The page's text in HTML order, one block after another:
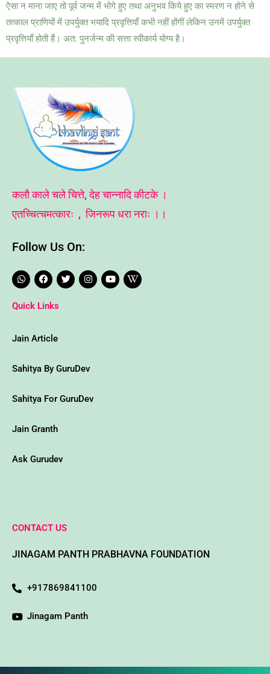
ऐसा न माना जाए तो पूर्व जन्म में भोगे हुए तथा अनुभव किये हुए का स्मरण न होने से
तत्काल प्राणियों में उपर्युक्त भयादि प्रवृत्तियाँ कभी नहीं होंगीं लेकिन उनमें उपर्युक्त
प्रवृत्तियाँ होती हैं। अत: पुनर्जन्म की सत्ता स्वीकार्य योग्य है।
कलौ काले चले चित्ते, देह चान्नादि कीटके ।
एतच्चित्चमत्कारः , जिनरूप धरा नराः ।।
Follow Us On:
W
h
a
s
p
F
a
c
e
b
k
T
w
i
I
n
s
Y
o
u
W
i
k
Quick Links
Jain Article
Sahitya By GuruDev
Sahitya For GuruDev
Jain Granth
Ask Gurudev
CONTACT US
JINAGAM PANTH PRABHAVNA FOUNDATION
+917869841100
Jinagam Panth